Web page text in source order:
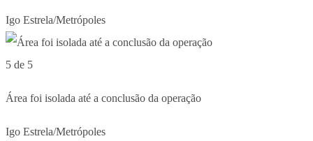
Igo Estrela/Metrópoles
5 de 5
Área foi isolada até a conclusão da operação
Igo Estrela/Metrópoles